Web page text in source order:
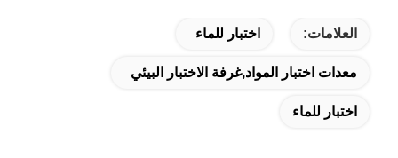
العلامات: اختبار للماء
معدات اختبار المواد,غرفة الاختبار البيئي
اختبار للماء